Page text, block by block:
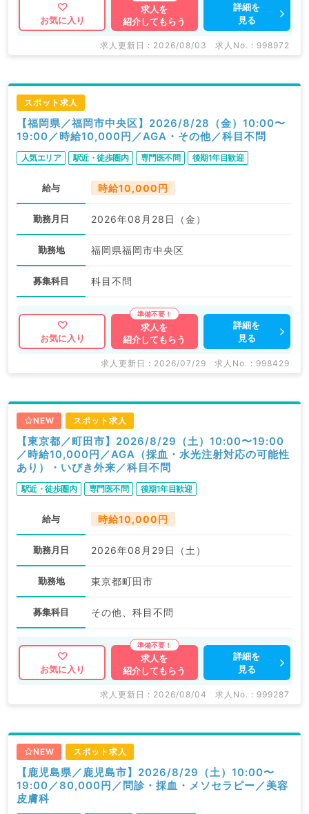
お気に入り
求人を
紹介してもらう
詳細を
見る
求人更新日 : 2026/08/03 求人No. : 998972
スポット求人
【福岡県／福岡市中央区】2026/8/28（金）10:00〜
19:00／時給10,000円／AGA・その他／科目不問
人気エリア 駅近・徒歩圏内 専門医不問 後期1年目歓迎
給与 時給10,000円
勤務月日 2026年08月28日（金）
勤務地 福岡県福岡市中央区
募集科目 科目不問
お気に入り
求人を
紹介してもらう
詳細を
見る
求人更新日 : 2026/07/29 求人No. : 998429
NEW スポット求人
【東京都／町田市】2026/8/29（土）10:00〜19:00
／時給10,000円／AGA（採血・水光注射対応の可能性
あり）・いびき外来／科目不問
駅近・徒歩圏内 専門医不問 後期1年目歓迎
給与 時給10,000円
勤務月日 2026年08月29日（土）
勤務地 東京都町田市
募集科目 その他、科目不問
お気に入り
求人を
紹介してもらう
詳細を
見る
求人更新日 : 2026/08/04 求人No. : 999287
NEW スポット求人
【鹿児島県／鹿児島市】2026/8/29（土）10:00〜
19:00／80,000円／問診・採血・メソセラピー／美容
皮膚科